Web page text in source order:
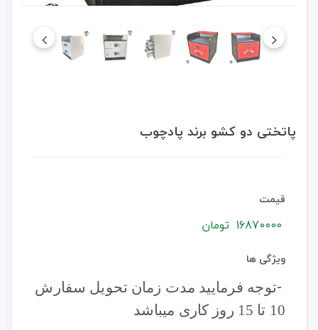
پاتختی دو کشو برند پادچوب
قیمت
16870000 تومان
ویژگی ها
-توجه فرمایید مدت زمان تحویل سفارش
10 تا 15 روز کاری میباشد